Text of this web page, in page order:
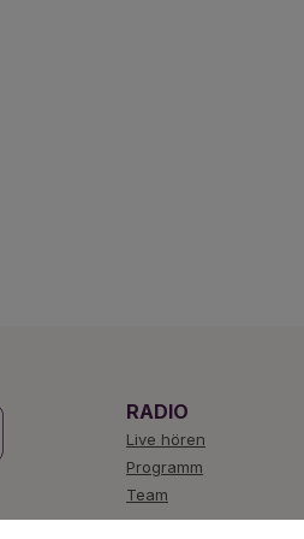
RADIO
Live hören
Programm
Team